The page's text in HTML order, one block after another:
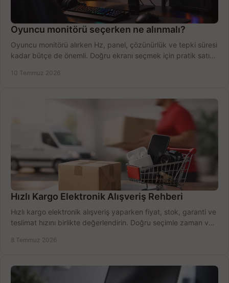
Oyuncu monitörü seçerken ne alınmalı?
Oyuncu monitörü alırken Hz, panel, çözünürlük ve tepki süresi
kadar bütçe de önemli. Doğru ekranı seçmek için pratik satın
10 Temmuz 2026
Hızlı Kargo Elektronik Alışveriş Rehberi
Hızlı kargo elektronik alışveriş yaparken fiyat, stok, garanti ve
teslimat hızını birlikte değerlendirin. Doğru seçimle zaman ve
8 Temmuz 2026